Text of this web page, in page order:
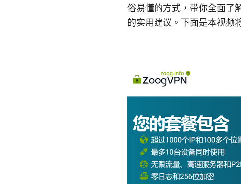
俗易懂的方式，带你全面了
的实用建议。下面是本视频